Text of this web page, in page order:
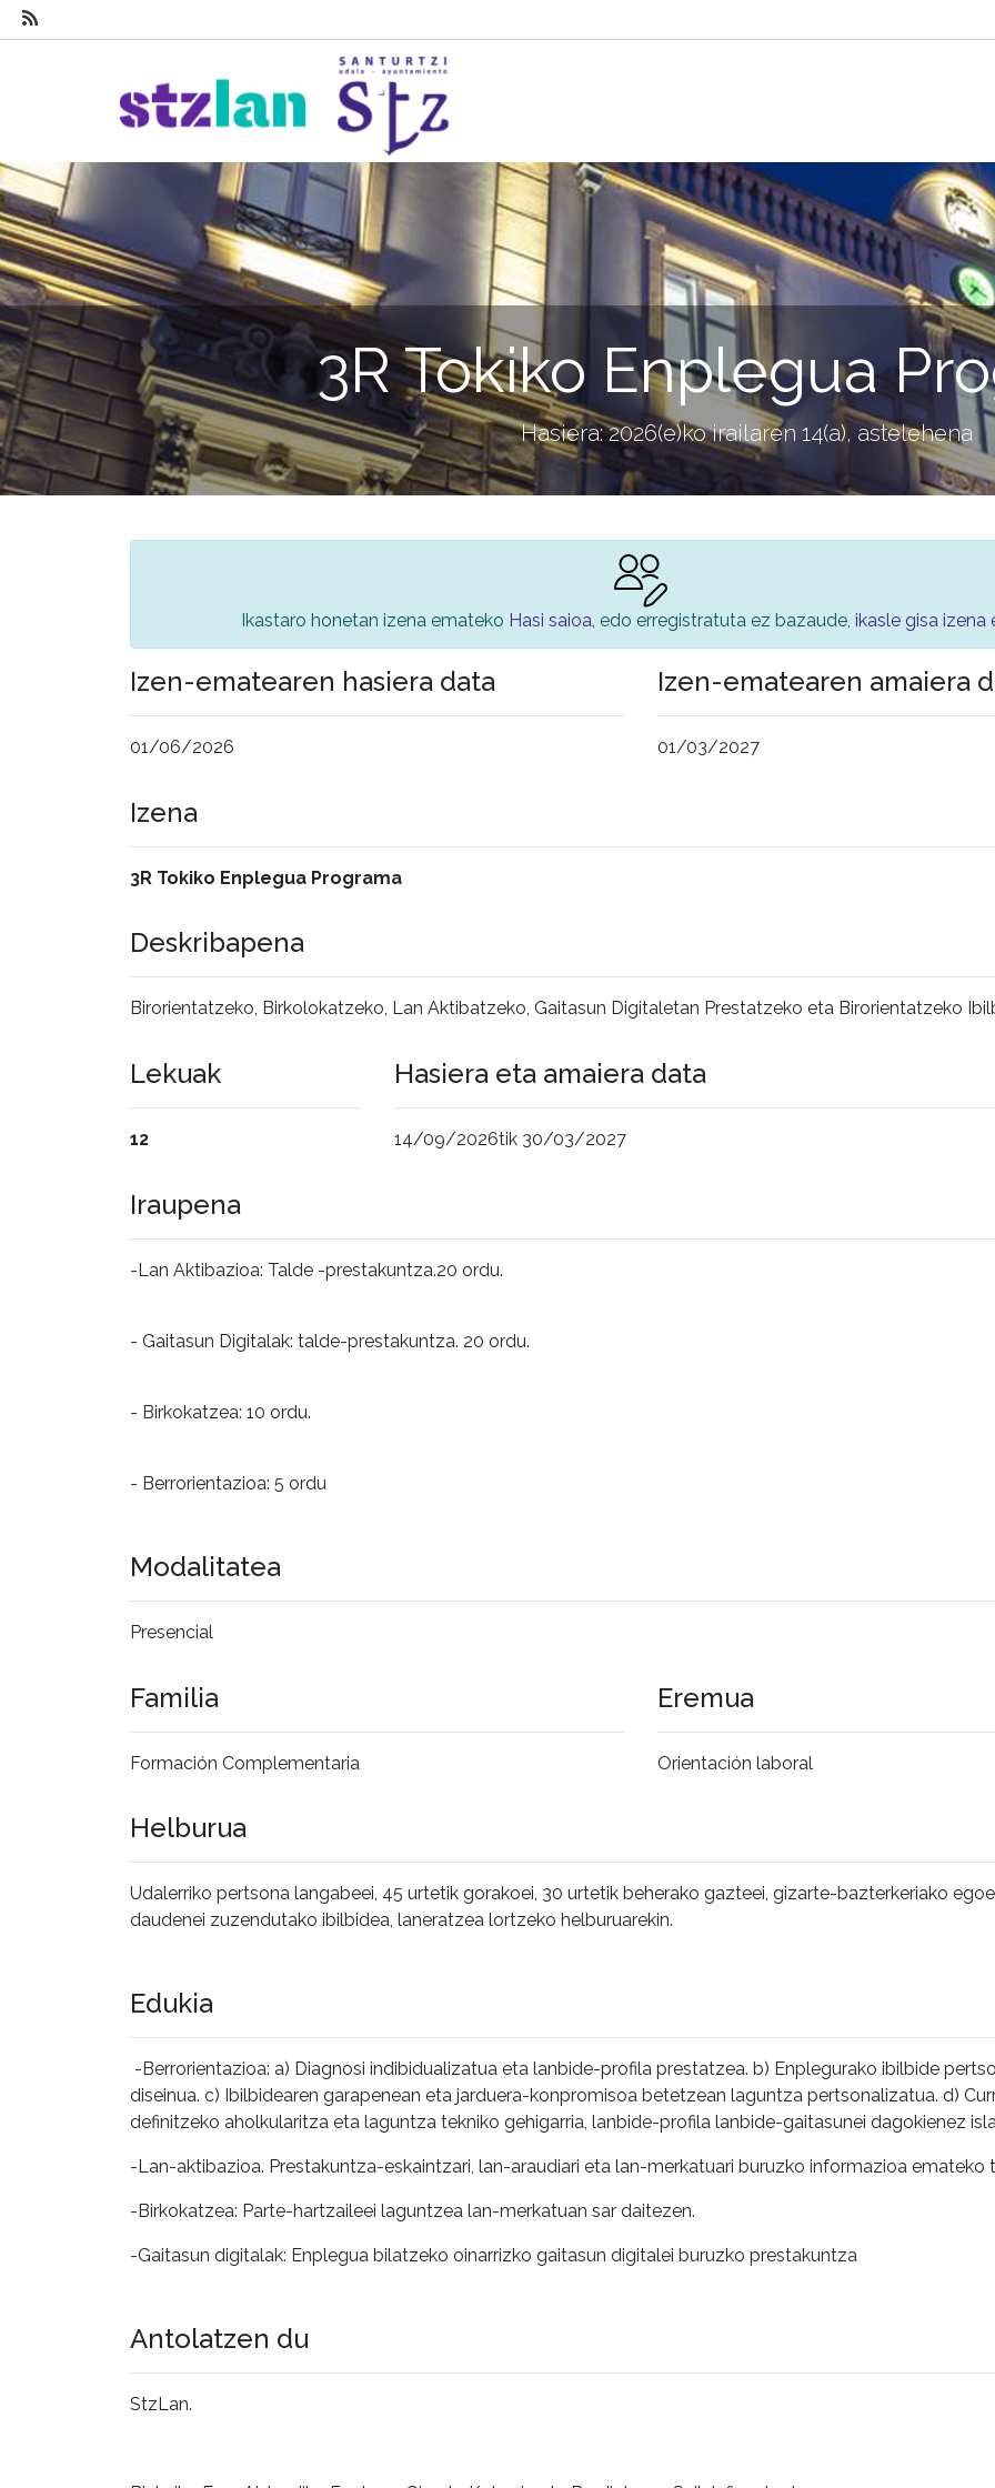
3R Tokiko Enplegua
Hasiera: 2026(e)ko irailaren 14(a), astelehena
Ikastaro honetan izena emateko Hasi saioa , edo erregistratuta ez bazaude, ikasle gisa izena
Izen-ematearen hasiera data
01/06/2026
Izen-ematearen amaiera
01/03/2027
Izena
3R Tokiko Enplegua Programa
Deskribapena
Birorientatzeko, Birkolokatzeko, Lan Aktibatzeko, Gaitasun Digitaletan Prestatzeko eta Birorientatzeko
Lekuak
12
Hasiera eta amaiera data
14/09/2026tik 30/03/2027
Iraupena
-Lan Aktibazioa: Talde -prestakuntza.20 ordu.
- Gaitasun Digitalak: talde-prestakuntza. 20 ordu.
- Birkokatzea: 10 ordu.
- Berrorientazioa: 5 ordu
Modalitatea
Presencial
Familia
Formación Complementaria
Eremua
Orientación laboral
Helburua
Udalerriko pertsona langabeei, 45 urtetik gorakoei, 30 urtetik beherako gazteei, gizarte-bazterkeriako
daudenei zuzendutako ibilbidea, laneratzea lortzeko helburuarekin.
Edukia
- Berrorientazioa: a) Diagnosi indibidualizatua eta lanbide-profila prestatzea. b) Enplegurako ibilbide
diseinua. c) Ibilbidearen garapenean eta jarduera-konpromisoa betetzean laguntza pertsonalizatua. d)
definitzeko aholkularitza eta laguntza tekniko gehigarria, lanbide-profila lanbide-gaitasunei dagokienez
-Lan-aktibazioa. Prestakuntza-eskaintzari, lan-araudiari eta lan-merkatuari buruzko informazioa emateko
-Birkokatzea: Parte-hartzaileei laguntzea lan-merkatuan sar daitezen.
-Gaitasun digitalak: Enplegua bilatzeko oinarrizko gaitasun digitalei buruzko prestakuntza
Antolatzen du
StzLan.